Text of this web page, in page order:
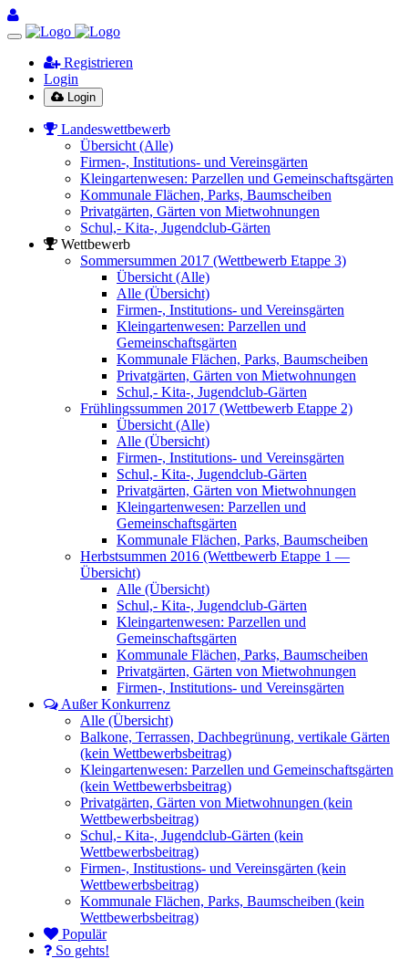
Registrieren
Login
Login
Landeswettbewerb
Übersicht (Alle)
Firmen-, Institutions- und Vereinsgärten
Kleingartenwesen: Parzellen und Gemeinschaftsgärten
Kommunale Flächen, Parks, Baumscheiben
Privatgärten, Gärten von Mietwohnungen
Schul,- Kita-, Jugendclub-Gärten
Wettbewerb
Sommersummen 2017 (Wettbewerb Etappe 3)
Übersicht (Alle)
Alle (Übersicht)
Firmen-, Institutions- und Vereinsgärten
Kleingartenwesen: Parzellen und
Gemeinschaftsgärten
Kommunale Flächen, Parks, Baumscheiben
Privatgärten, Gärten von Mietwohnungen
Schul,- Kita-, Jugendclub-Gärten
Frühlingssummen 2017 (Wettbewerb Etappe 2)
Übersicht (Alle)
Alle (Übersicht)
Firmen-, Institutions- und Vereinsgärten
Schul,- Kita-, Jugendclub-Gärten
Privatgärten, Gärten von Mietwohnungen
Kleingartenwesen: Parzellen und
Gemeinschaftsgärten
Kommunale Flächen, Parks, Baumscheiben
Herbstsummen 2016 (Wettbewerb Etappe 1 —
Übersicht)
Alle (Übersicht)
Schul,- Kita-, Jugendclub-Gärten
Kleingartenwesen: Parzellen und
Gemeinschaftsgärten
Kommunale Flächen, Parks, Baumscheiben
Privatgärten, Gärten von Mietwohnungen
Firmen-, Institutions- und Vereinsgärten
Außer Konkurrenz
Alle (Übersicht)
Balkone, Terrassen, Dachbegrünung, vertikale Gärten
(kein Wettbewerbsbeitrag)
Kleingartenwesen: Parzellen und Gemeinschaftsgärten
(kein Wettbewerbsbeitrag)
Privatgärten, Gärten von Mietwohnungen (kein
Wettbewerbsbeitrag)
Schul,- Kita-, Jugendclub-Gärten (kein
Wettbewerbsbeitrag)
Firmen-, Institustions- und Vereinsgärten (kein
Wettbewerbsbeitrag)
Kommunale Flächen, Parks, Baumscheiben (kein
Wettbewerbsbeitrag)
Populär
So gehts!